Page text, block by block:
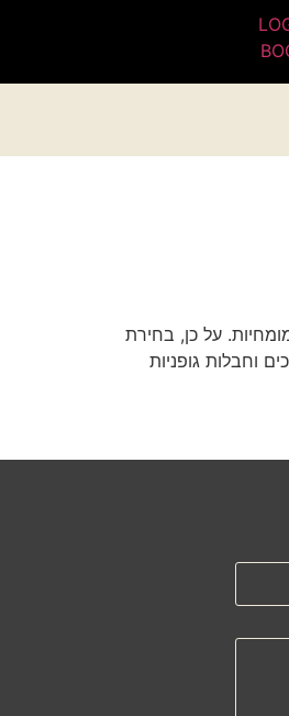
על כן, בחירת
וחבלות גופניות